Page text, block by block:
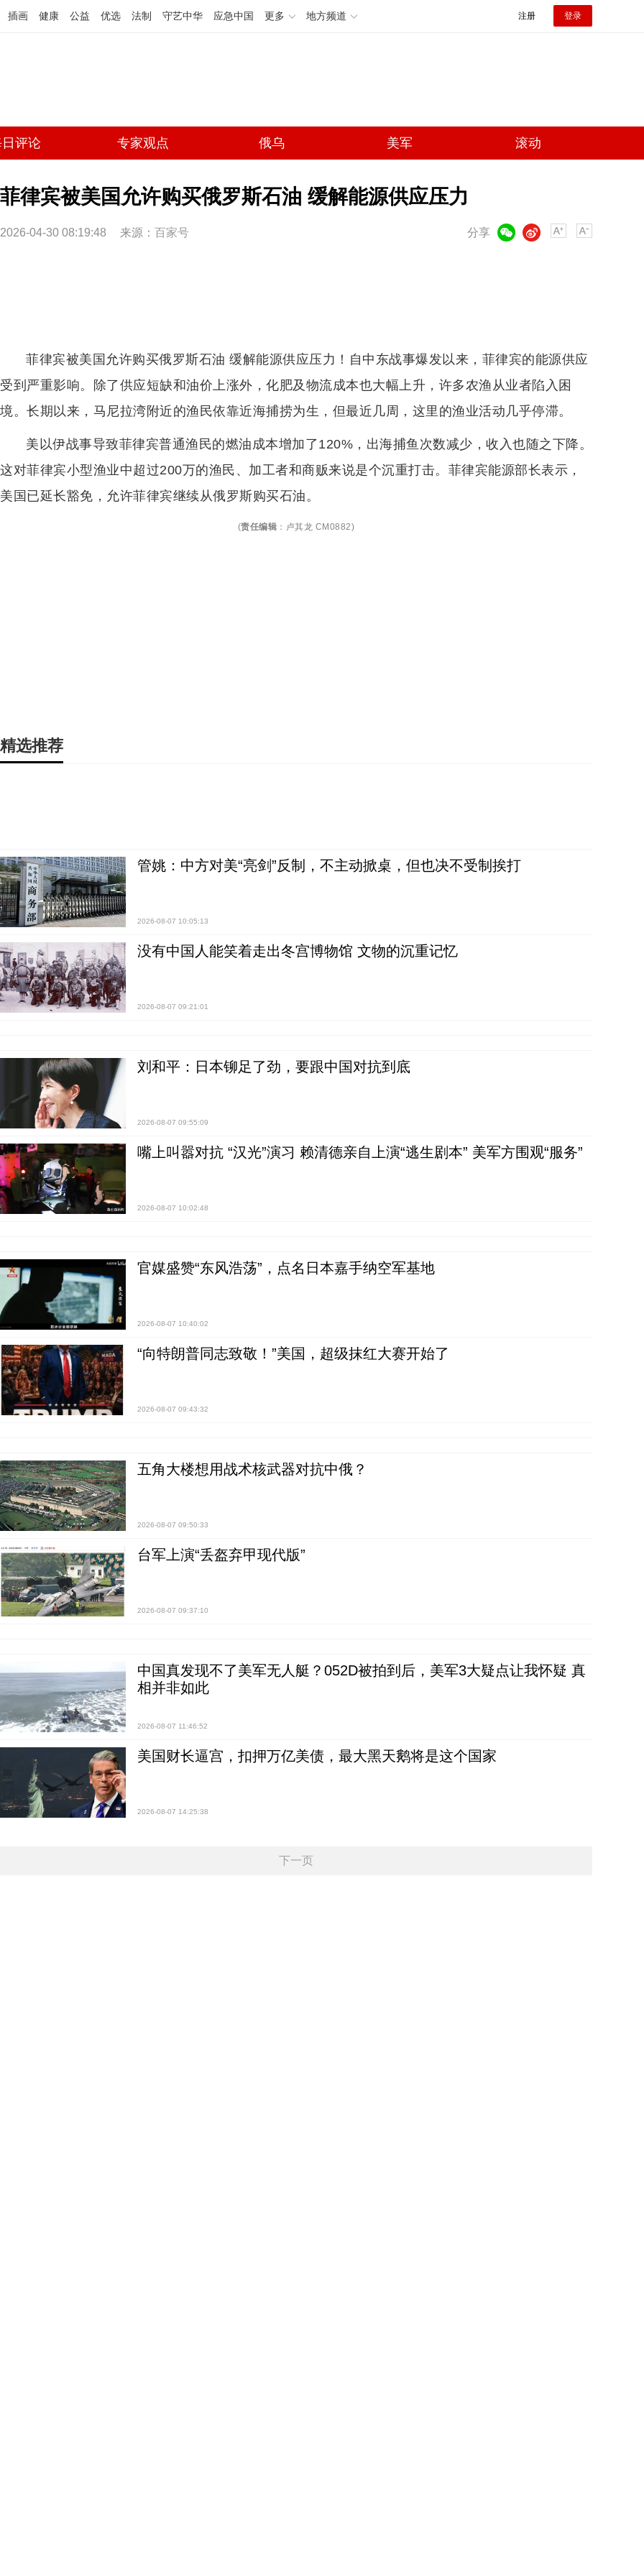
插画 健康 公益 优选 法制 守艺中华 应急中国 更多 地方频道 注册 登录
评论 专家观点 俄乌 美军 滚动
菲律宾被美国允许购买俄罗斯石油 缓解能源供应压力
2026-04-30 08:19:48 来源： 百家号 分享
微博
菲律宾被美国允许购买俄罗斯石油 缓解能源供应压力！自中东战事爆发以来，菲律宾的能源供应
受到严重影响。除了供应短缺和油价上涨外，化肥及物流成本也大幅上升，许多农渔从业者陷入困
境。长期以来，马尼拉湾附近的渔民依靠近海捕捞为生，但最近几周，这里的渔业活动几乎停滞。
美以伊战事导致菲律宾普通渔民的燃油成本增加了120%，出海捕鱼次数减少，收入也随之下降。
这对菲律宾小型渔业中超过200万的渔民、加工者和商贩来说是个沉重打击。菲律宾能源部长表示，
美国已延长豁免，允许菲律宾继续从俄罗斯购买石油。
(责任编辑 ： 卢其龙 CM0882)
精选推荐
管姚：中方对美“亮剑”反制，不主动掀桌，但也决不受制挨打
2026-08-07 10:05:13
没有中国人能笑着走出冬宫博物馆 文物的沉重记忆
2026-08-07 09:21:01
刘和平：日本铆足了劲，要跟中国对抗到底
2026-08-07 09:55:09
嘴上叫嚣对抗 “汉光”演习 赖清德亲自上演“逃生剧本” 美军方围观“服务”
2026-08-07 10:02:48
官媒盛赞“东风浩荡”，点名日本嘉手纳空军基地
2026-08-07 10:40:02
“向特朗普同志致敬！”美国，超级抹红大赛开始了
2026-08-07 09:43:32
五角大楼想用战术核武器对抗中俄？
2026-08-07 09:50:33
台军上演“丢盔弃甲现代版”
2026-08-07 09:37:10
中国真发现不了美军无人艇？052D被拍到后，美军3大疑点让我怀疑 真
相并非如此
2026-08-07 11:46:52
美国财长逼宫，扣押万亿美债，最大黑天鹅将是这个国家
2026-08-07 14:25:38
下一页